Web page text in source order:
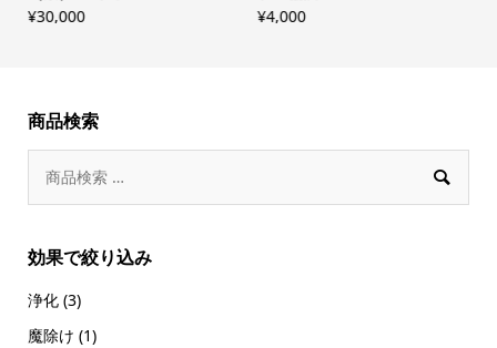
¥30,000
¥4,000
商品検索

効果で絞り込み
浄化 (3)
魔除け (1)